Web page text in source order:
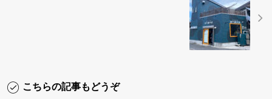
こちらの記事もどうぞ